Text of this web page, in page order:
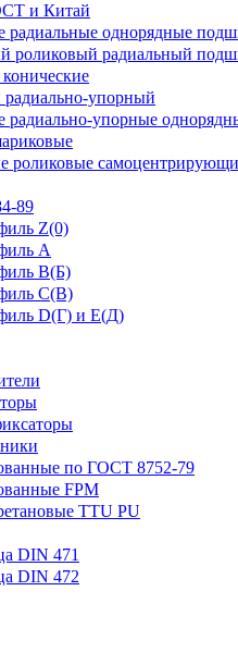
и Китай
радиальные однорядные
роликовый радиальный
упорный
упорные
роликовые
89
Z(0)
А
В(Б)
С(В)
D(Г) и E(Д)
по ГОСТ 8752-79
FPM
TTU PU
DIN 471
DIN 472